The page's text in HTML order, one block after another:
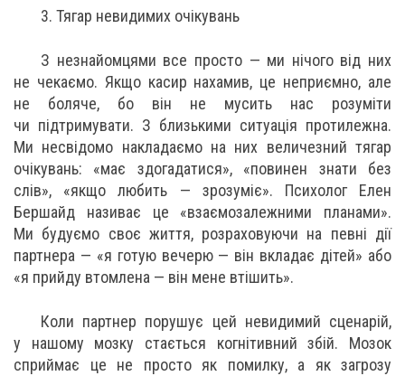
3. Тягар невидимих очікувань
З незнайомцями все просто — ми нічого від них
не чекаємо. Якщо касир нахамив, це неприємно, але
не боляче, бо він не мусить нас розуміти
чи підтримувати. З близькими ситуація протилежна.
Ми несвідомо накладаємо на них величезний тягар
очікувань: «має здогадатися», «повинен знати без
слів», «якщо любить — зрозуміє». Психолог Елен
Бершайд називає це «взаємозалежними планами».
Ми будуємо своє життя, розраховуючи на певні дії
партнера — «я готую вечерю — він вкладає дітей» або
«я прийду втомлена — він мене втішить».
Коли партнер порушує цей невидимий сценарій,
у нашому мозку стається когнітивний збій. Мозок
сприймає це не просто як помилку, а як загрозу